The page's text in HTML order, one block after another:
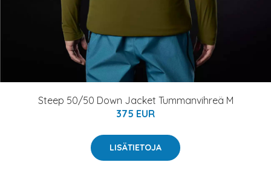
Steep 50/50 Down Jacket Tummanvihreä M
375 EUR
LISÄTIETOJA